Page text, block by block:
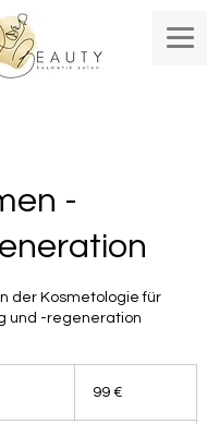
-
der Kosmetologie für
und -regeneration
99 €